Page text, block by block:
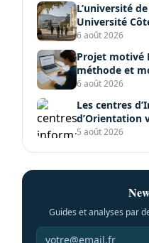
L’université
Université
6 août 2026
Projet motivé
méthode et
6 août 2026
Les centres
d’Orientation
5 août 2026
Guides et analyses par